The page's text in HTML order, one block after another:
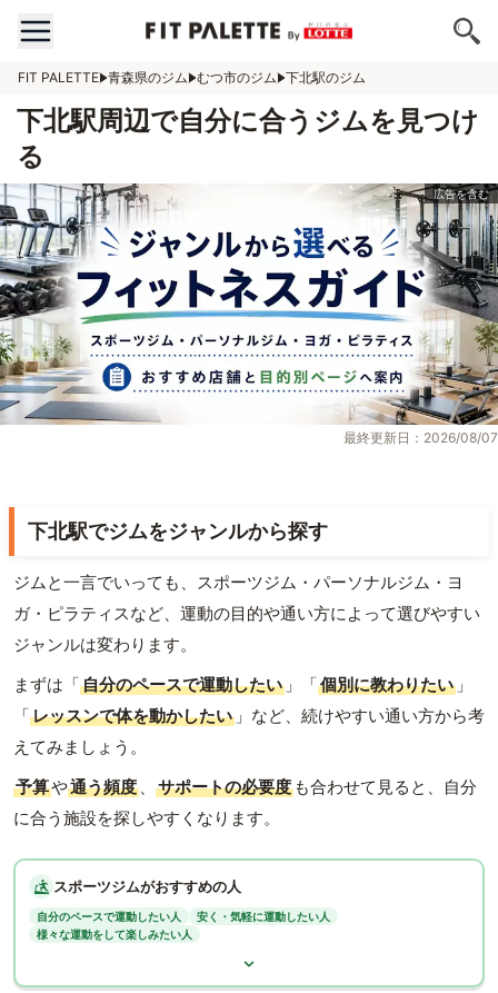
FIT PALETTE 青森県のジム むつ市のジム 下北駅のジム
下北駅周辺で自分に合うジムを見つけ
る
最終更新日：2026/08/07
下北駅でジムをジャンルから探す
ジムと一言でいっても、スポーツジム・パーソナルジム・ヨ
ガ・ピラティスなど、運動の目的や通い方によって選びやすい
ジャンルは変わります。
まずは「自分のペースで運動したい 」「個別に教わりたい 」
「レッスンで体を動かしたい 」など、続けやすい通い方から考
えてみましょう。
予算や通う頻度 、 サポートの必要度 も合わせて見ると、自分
に合う施設を探しやすくなります。
スポーツジムがおすすめの人
自分のペースで運動したい人
安く・気軽に運動したい人
様々な運動をして楽しみたい人